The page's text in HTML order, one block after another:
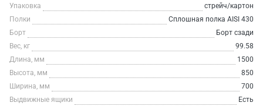
Упаковка
стрейч/картон
Полки
Сплошная полка AISI 430
Борт
Борт сзади
Вес, кг
99.58
Длина, мм
1500
Высота, мм
850
Ширина, мм
700
Выдвижные ящики
Есть